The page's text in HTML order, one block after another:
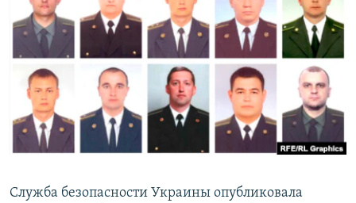
СОВЕТЫ ПРАВОЗАЩИТНИКОВ
ПРОПАВШИЕ БЕЗ ВЕСТИ
ПОБЕДИТЕЛЕЙ НЕ СУДЯТ?
КРЫМ.НЕПОКОРЕННЫЙ
ELIFBE
УКРАИНСКАЯ ПРОБЛЕМА КРЫМА
Qırımtatar
ПРИСОЕДИНЯЙТЕСЬ!
Служба безопасности Украины опубликовала